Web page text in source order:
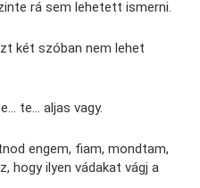
rá sem lehetett ismerni.
két szóban nem lehet
te… aljas vagy.
engem, fiam, mondtam,
hogy ilyen vádakat vágj a